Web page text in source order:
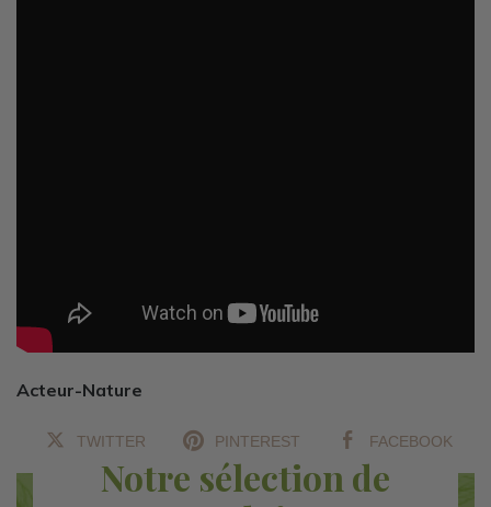
Acteur-Nature
TWITTER PINTEREST FACEBOOK
Notre sélection de